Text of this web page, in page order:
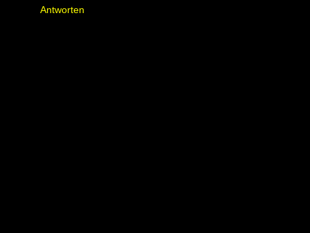
Antworten